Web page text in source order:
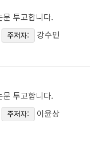
문 투고합니다.
주저자: 강수민
문 투고합니다.
주저자: 이윤상